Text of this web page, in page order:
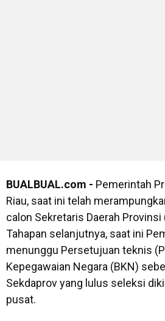
BUALBUAL.com - Pemerintah
Riau, saat ini telah
calon Sekretaris Daerah Provinsi
Tahapan selanjutnya, saat ini
menunggu Persetujuan teknis
Kepegawaian Negara (BKN)
Sekdaprov yang lulus seleksi
pusat.